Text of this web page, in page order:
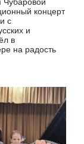
Чубаровой
концерт
с
и
в
на радость